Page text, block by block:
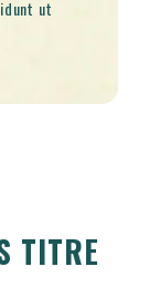
ut
TITRE